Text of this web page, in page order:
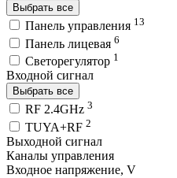
Выбрать все
Панель управления 13
Панель лицевая 6
Светорегулятор 1
Входной сигнал
Выбрать все
RF 2.4GHz 3
TUYA+RF 2
Выходной сигнал
Каналы управления
Входное напряжение, V